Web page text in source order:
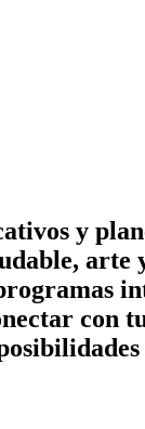
y
arte
con